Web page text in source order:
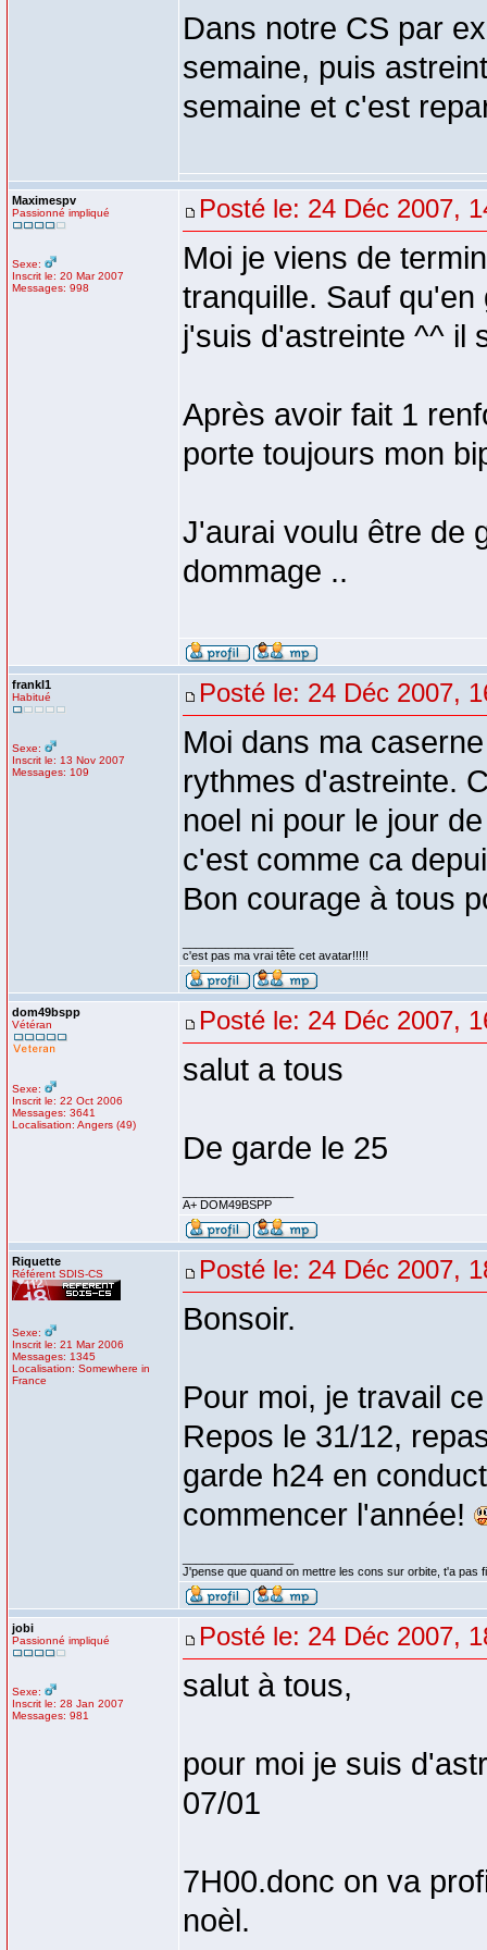
Dans notre CS par
semaine, puis
semaine et c'est
Maximespv
Passionné impliqué
Sexe:
Inscrit le: 20 Mar 2007
Messages: 998
Posté le: 24 Déc 2007,
Moi je viens de
tranquille. Sauf
j'suis d'astreinte ^^ il
Après avoir fait 1
porte toujours mon
J'aurai voulu être de
dommage ..
frankl1
Habitué
Sexe:
Inscrit le: 13 Nov 2007
Messages: 109
Posté le: 24 Déc 2007,
Moi dans ma
rythmes d'astreinte.
noel ni pour le jour
c'est comme ca
Bon courage à tous
c'est pas ma vrai tête cet avatar!!!!!
dom49bspp
Vétéran
Sexe:
Inscrit le: 22 Oct 2006
Messages: 3641
Localisation: Angers (49)
Posté le: 24 Déc 2007,
salut a tous
De garde le 25
A+ DOM49BSPP
Riquette
Référent SDIS-CS
Sexe:
Inscrit le: 21 Mar 2006
Messages: 1345
Localisation: Somewhere in
France
Posté le: 24 Déc 2007,
Bonsoir.
Pour moi, je travail
Repos le 31/12,
garde h24 en
commencer l'année!
J'pense que quand on mettre les cons sur orbite, t'a pas
jobi
Passionné impliqué
Sexe:
Inscrit le: 28 Jan 2007
Messages: 981
Posté le: 24 Déc 2007,
salut à tous,
pour moi je suis
07/01
7H00.donc on va
noèl.